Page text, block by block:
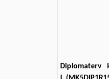
Diplomaterv